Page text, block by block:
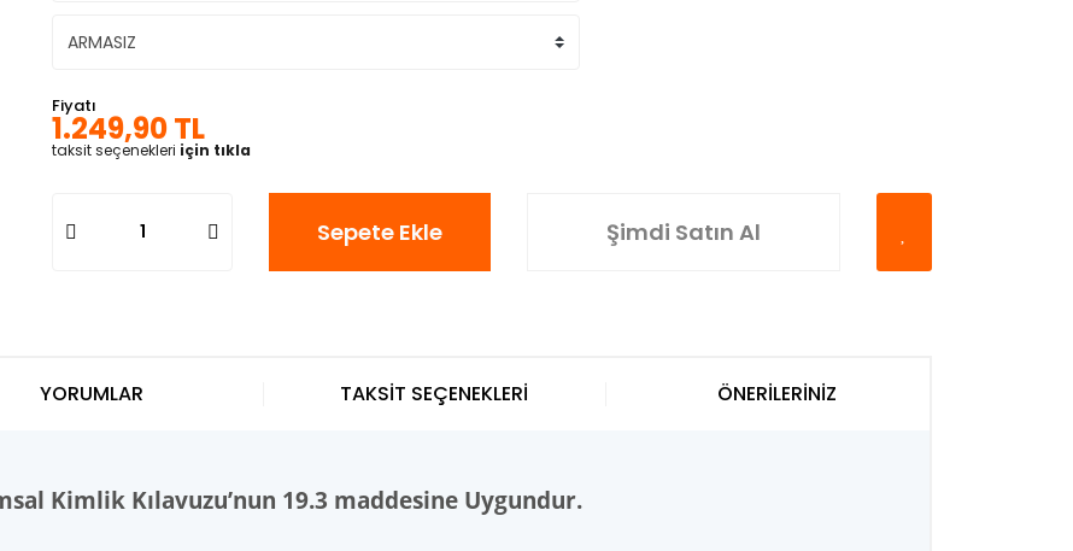
Fiyatı
1.249,90 TL
taksit seçenekleri için tıkla
Sepete Ekle Şimdi Satın Al
Kimlik Kılavuzu’nun 19.3 maddesine Uygundur.
YORUMLAR TAKSİT SEÇENEKLERİ ÖNERİLERİNİZ